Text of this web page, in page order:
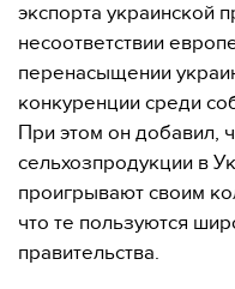
экспорта украинской
несоответствии
перенасыщении
конкуренции среди
При этом он добавил,
сельхозпродукции в
проигрывают своим
что те пользуются
правительства.